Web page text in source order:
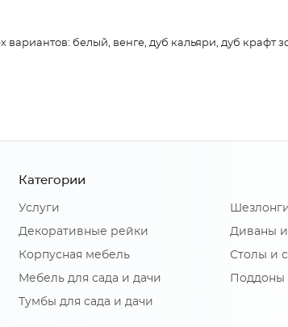
белый, венге, дуб кальяри, дуб крафт
Категории
Услуги
Декоративные рейки
Корпусная мебель
Мебель для сада и дачи
Тумбы для сада и дачи
Диваны и
Столы и
Поддоны